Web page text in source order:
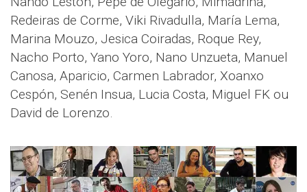
Redeiras de Corme, Viki Rivadulla, María Lema,
Marina Mouzo, Jesica Coiradas, Roque Rey,
Nacho Porto, Yano Yoro, Nano Unzueta, Manuel
Canosa, Aparicio, Carmen Labrador, Xoanxo
Cespón, Senén Insua, Lucia Costa, Miguel FK ou
David de Lorenzo.